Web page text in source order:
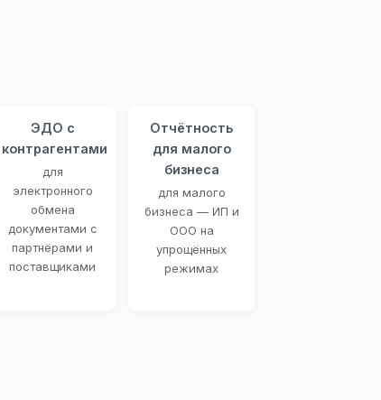
ЭДО с
контрагентами
для
электронного
обмена
документами с
партнёрами и
поставщиками
Отчётность
для малого
бизнеса
для малого
бизнеса — ИП и
ООО на
упрощённых
режимах